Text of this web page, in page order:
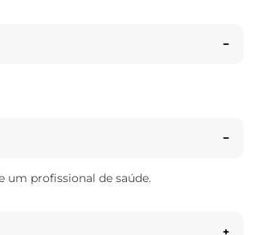
profissional de saúde.